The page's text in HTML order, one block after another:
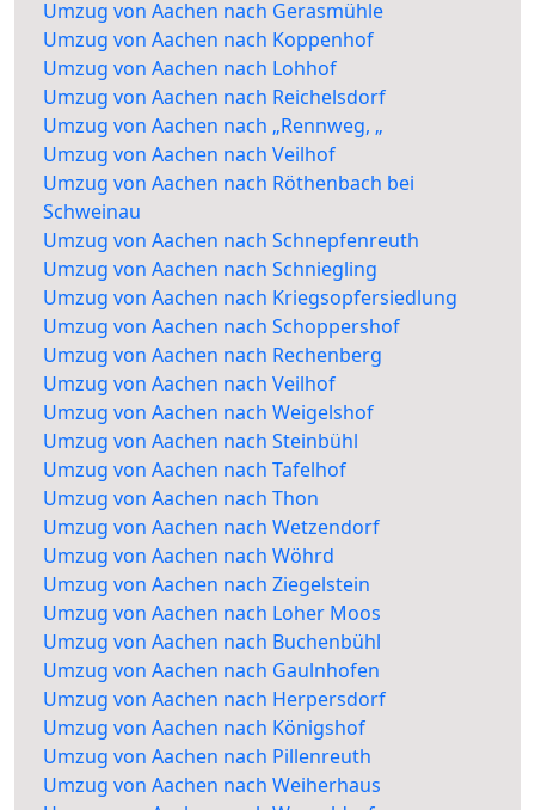
Umzug von Aachen nach Gerasmühle
Umzug von Aachen nach Koppenhof
Umzug von Aachen nach Lohhof
Umzug von Aachen nach Reichelsdorf
Umzug von Aachen nach „Rennweg, „
Umzug von Aachen nach Veilhof
Umzug von Aachen nach Röthenbach bei
Schweinau
Umzug von Aachen nach Schnepfenreuth
Umzug von Aachen nach Schniegling
Umzug von Aachen nach Kriegsopfersiedlung
Umzug von Aachen nach Schoppershof
Umzug von Aachen nach Rechenberg
Umzug von Aachen nach Veilhof
Umzug von Aachen nach Weigelshof
Umzug von Aachen nach Steinbühl
Umzug von Aachen nach Tafelhof
Umzug von Aachen nach Thon
Umzug von Aachen nach Wetzendorf
Umzug von Aachen nach Wöhrd
Umzug von Aachen nach Ziegelstein
Umzug von Aachen nach Loher Moos
Umzug von Aachen nach Buchenbühl
Umzug von Aachen nach Gaulnhofen
Umzug von Aachen nach Herpersdorf
Umzug von Aachen nach Königshof
Umzug von Aachen nach Pillenreuth
Umzug von Aachen nach Weiherhaus